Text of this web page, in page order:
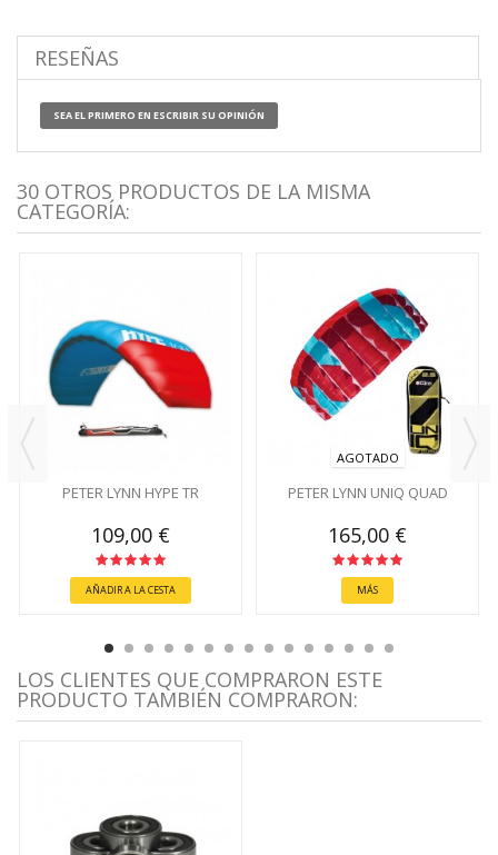
RESEÑAS
SEA EL PRIMERO EN ESCRIBIR SU OPINIÓN
30 OTROS PRODUCTOS DE LA MISMA
CATEGORÍA:
PETER LYNN HYPE TR
109,00 €
AÑADIR A LA CESTA
AGOTADO
PETER LYNN UNIQ QUAD
165,00 €
MÁS
LOS CLIENTES QUE COMPRARON ESTE
PRODUCTO TAMBIÉN COMPRARON: